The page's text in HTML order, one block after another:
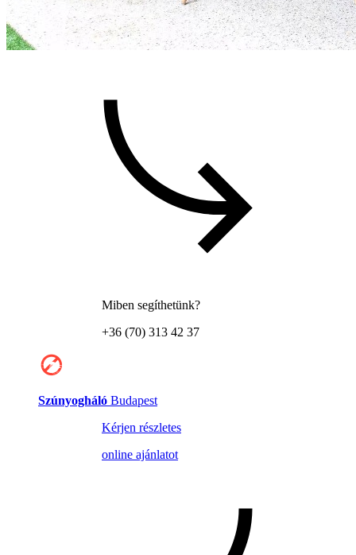
Miben segíthetünk?
+36 (70) 313 42 37
Szúnyogháló Budapest
Kérjen részletes
online ajánlatot